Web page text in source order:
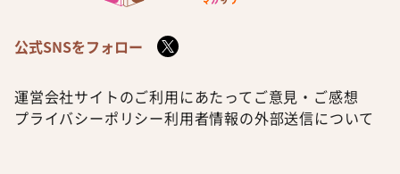
公式SNSをフォロー
運営会社サイトのご利用にあたって ご意見・ご感想
プライバシーポリシー利用者情報の外部送信について